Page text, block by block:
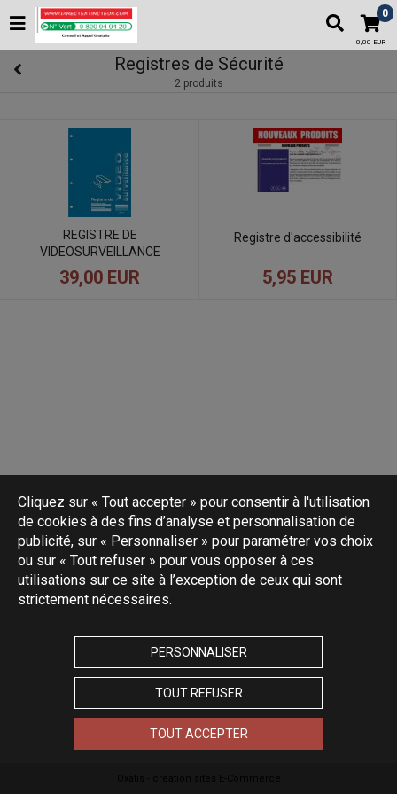
0
0,00 EUR
Registres de Sécurité
2 produits
REGISTRE DE
VIDEOSURVEILLANCE
39,00 EUR
Registre d'accessibilité
5,95 EUR
Cliquez sur « Tout accepter » pour consentir à l'utilisation
de cookies à des fins d’analyse et personnalisation de
publicité, sur « Personnaliser » pour paramétrer vos choix
ou sur « Tout refuser » pour vous opposer à ces
utilisations sur ce site à l’exception de ceux qui sont
strictement nécessaires.
PERSONNALISER
TOUT REFUSER
TOUT ACCEPTER